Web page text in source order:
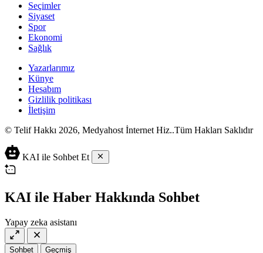
Seçimler
Siyaset
Spor
Ekonomi
Sağlık
Yazarlarımız
Künye
Hesabım
Gizlilik politikası
İletişim
© Telif Hakkı 2026, Medyahost İnternet Hiz..Tüm Hakları Saklıdır
casino
siteleri
casino
2023
lordcasino
canlı
casino
siteleri
iyi
casino
vdcasino
vdcasino
giriş
ev
yapımı
salça
KAI ile Sohbet Et
KAI ile Haber Hakkında Sohbet
Yapay zeka asistanı
Sohbet Geçmiş